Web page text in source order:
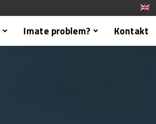
Imate problem? Kontakt